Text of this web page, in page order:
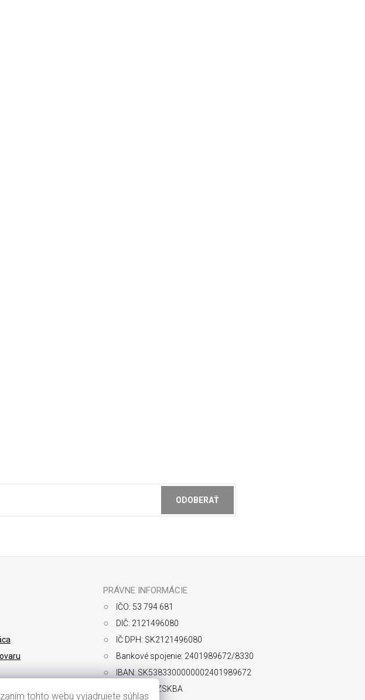
tohto webu vyjadrujete súhlas
ODOBERAŤ
PRÁVNE INFORMÁCIE
IČO: 53 794 681
DIČ: 2121496080
IČ DPH: SK2121496080
Bankové spojenie: 2401989672/8330
IBAN: SK5383300000002401989672
SWIFT: FIOZSKBA